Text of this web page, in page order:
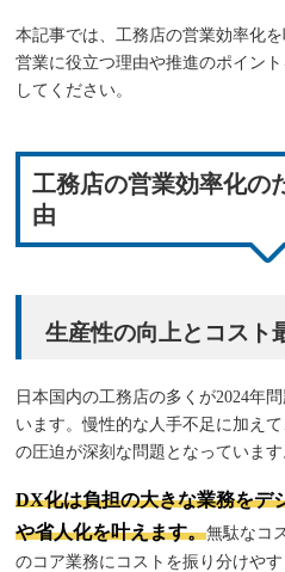
本記事では、工務店の営業効率化
営業に役立つ理由や推進のポイン
してください。
工務店の営業効率化の
由
生産性の向上とコスト
日本国内の工務店の多くが2024年
います。慢性的な人手不足に加え
の圧迫が深刻な問題となっています
DX化は負担の大きな業務をデ
や省人化を叶えます。無駄なコ
のコア業務にコストを振り分けやす